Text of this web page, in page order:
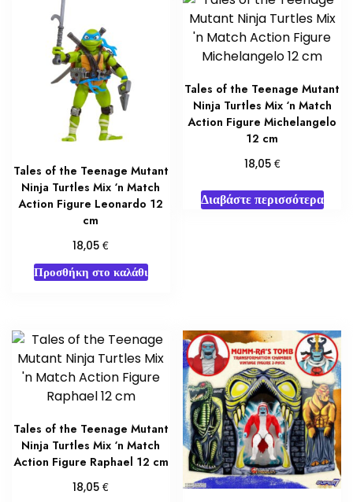
Tales of the Teenage Mutant
Ninja Turtles Mix ‘n Match
Action Figure Leonardo 12
cm
18,05€
Προσθήκη στο καλάθι
Tales of the Teenage Mutant
Ninja Turtles Mix ‘n Match
Action Figure Michelangelo
12 cm
18,05 €
Διαβάστε περισσότερα
Tales of the Teenage Mutant
Ninja Turtles Mix ‘n Match
Action Figure Raphael 12 cm
18,05€